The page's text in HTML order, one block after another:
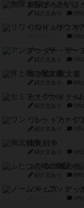
無限まちがいさ
紹介文あり 2件
リワイルド：サ
2件
アンダー・ザ・
紹介文あり 1件
宵と暁の呪文書
紹介文あり 8件
セミファイナル
紹介文あり 1件
ワン・トゥ・フ
紹介文あり 1件
南北戦争
紹介文あり 1件
ふたつの城の物
紹介文あり 6件
ノームズ・アッ
1件